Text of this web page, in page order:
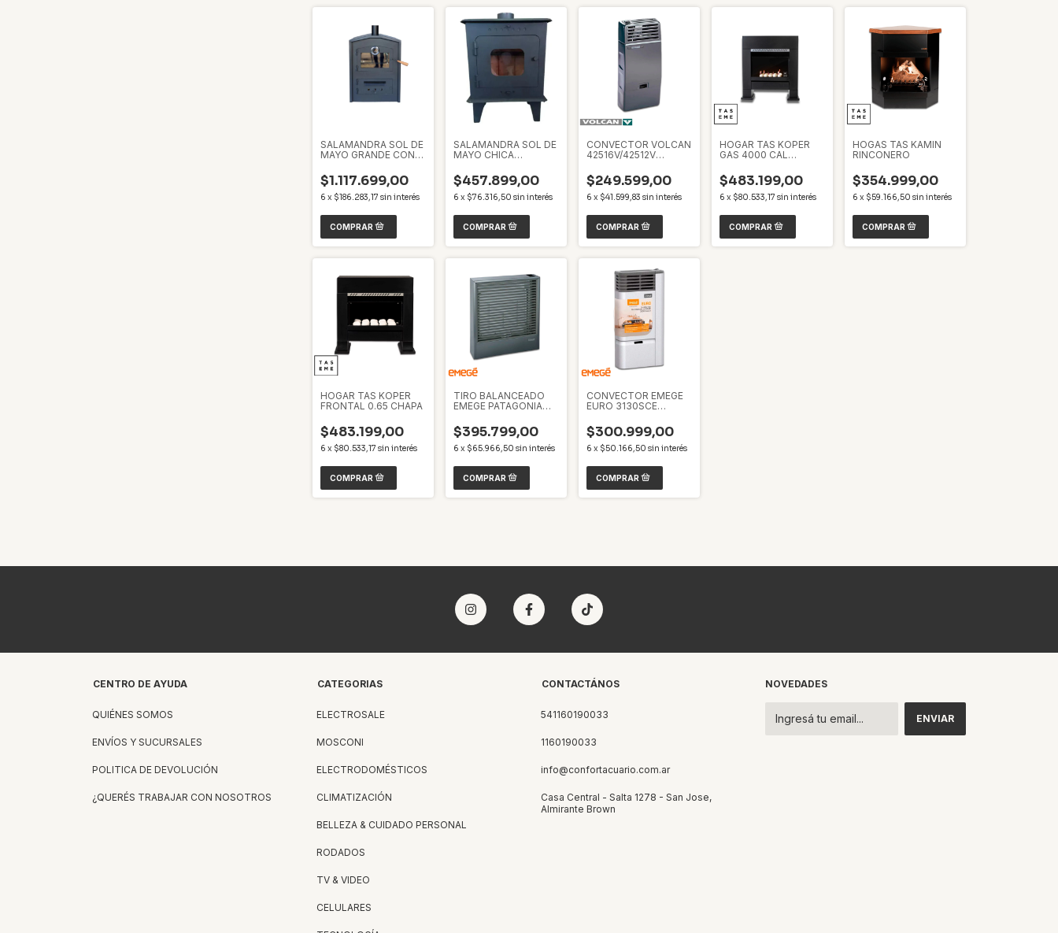
SALAMANDRA SOL DE
MAYO GRANDE CON
$1.117.699,00
6 x $186.283,17 sin interés
SALAMANDRA SOL DE
MAYO CHICA
$457.899,00
6 x $76.316,50 sin interés
CONVECTOR VOLCAN
42516V/42512V
$249.599,00
6 x $41.599,83 sin interés
HOGAR TAS KOPER
GAS 4000 CAL
$483.199,00
6 x $80.533,17 sin interés
HOGAS TAS KAMIN
RINCONERO
$354.999,00
6 x $59.166,50 sin interés
HOGAR TAS KOPER
FRONTAL 0.65 CHAPA
$483.199,00
6 x $80.533,17 sin interés
TIRO BALANCEADO
EMEGE PATAGONIA
GAS
LICUADO/NATURAL
$395.799,00
6 x $65.966,50 sin interés
CONVECTOR EMEGE
EURO 3130SCE
$300.999,00
6 x $50.166,50 sin interés
CENTRO DE AYUDA
QUIÉNES SOMOS
ENVÍOS Y SUCURSALES
POLITICA DE DEVOLUCIÓN
¿QUERÉS TRABAJAR CON NOSOTROS
CATEGORIAS
ELECTROSALE
MOSCONI
ELECTRODOMÉSTICOS
CLIMATIZACIÓN
BELLEZA & CUIDADO PERSONAL
RODADOS
TV & VIDEO
CELULARES
CONTACTÁNOS
541160190033
1160190033
info@confortacuario.com.ar
Casa Central - Salta 1278 - San Jose,
Almirante Brown
NOVEDADES